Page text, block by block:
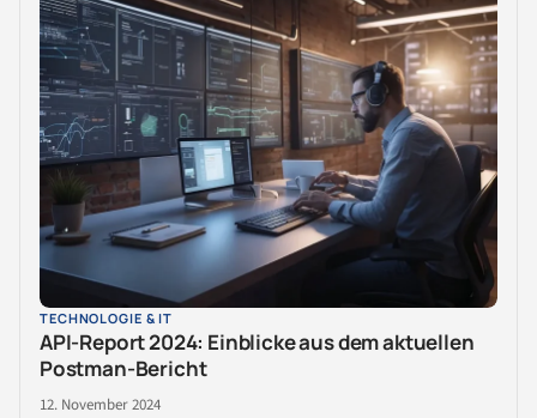
TECHNOLOGIE & IT
API-Report 2024: Einblicke aus dem aktuellen
Postman-Bericht
12. November 2024